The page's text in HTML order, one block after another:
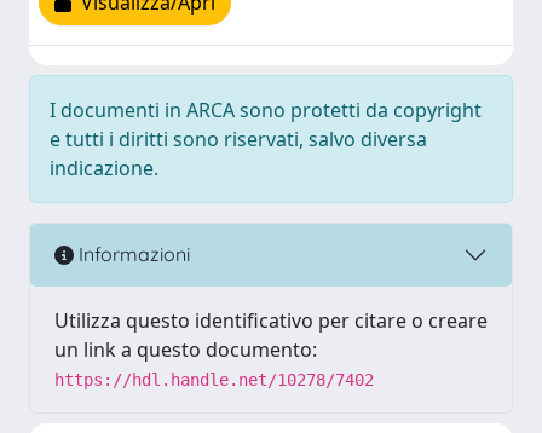
I documenti in ARCA sono protetti da copyright
e tutti i diritti sono riservati, salvo diversa
indicazione.
Informazioni
Utilizza questo identificativo per citare o creare
un link a questo documento:
https://hdl.handle.net/10278/7402